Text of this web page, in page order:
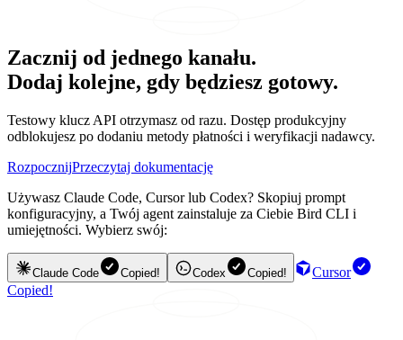
Zacznij od jednego kanału.
Dodaj kolejne, gdy będziesz gotowy.
Testowy klucz API otrzymasz od razu. Dostęp produkcyjny
odblokujesz po dodaniu metody płatności i weryfikacji nadawcy.
RozpocznijPrzeczytaj dokumentację
Używasz Claude Code, Cursor lub Codex? Skopiuj prompt
konfiguracyjny, a Twój agent zainstaluje za Ciebie Bird CLI i
umiejętności. Wybierz swój:
Claude Code Copied! Codex Copied!
Cursor
Copied!